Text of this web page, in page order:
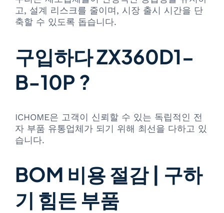
고, 설계 리스크를 줄이며, 시장 출시 시간을 단
축할 수 있도록 돕습니다.
구입하다 ZX360D1-
B-10P ?
ICHOME은 고객이 신뢰할 수 있는 독립적인 전
자 부품 유통업체가 되기 위해 최선을 다하고 있
습니다.
BOM 비용 절감 | 구하
기 힘든 부품